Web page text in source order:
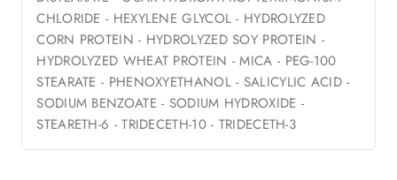
CHLORIDE - HEXYLENE GLYCOL - HYDROLYZED
CORN PROTEIN - HYDROLYZED SOY PROTEIN -
HYDROLYZED WHEAT PROTEIN - MICA - PEG-100
STEARATE - PHENOXYETHANOL - SALICYLIC ACID -
SODIUM BENZOATE - SODIUM HYDROXIDE -
STEARETH-6 - TRIDECETH-10 - TRIDECETH-3